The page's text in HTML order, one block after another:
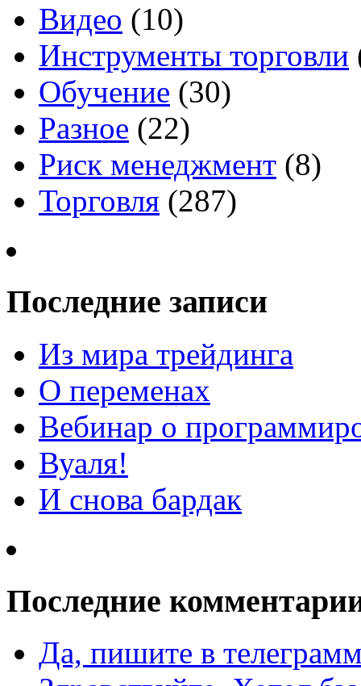
Видео (10)
Инструменты торговли
Обучение (30)
Разное (22)
Риск менеджмент (8)
Торговля (287)
Последние записи
Из мира трейдинга
О переменах
Вебинар о
Вуаля!
И снова бардак
Последние
Да, пишите в